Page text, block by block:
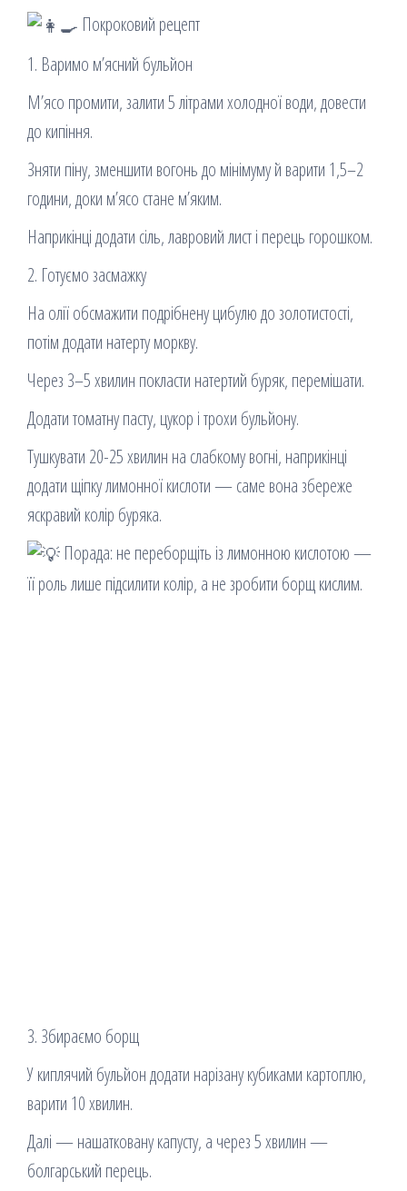
Покроковий рецепт
1. Варимо м’ясний бульйон
М’ясо промити, залити 5 літрами холодної води, довести
до кипіння.
Зняти піну, зменшити вогонь до мінімуму й варити 1,5–2
години, доки м’ясо стане м’яким.
Наприкінці додати сіль, лавровий лист і перець горошком.
2. Готуємо засмажку
На олії обсмажити подрібнену цибулю до золотистості,
потім додати натерту моркву.
Через 3–5 хвилин покласти натертий буряк, перемішати.
Додати томатну пасту, цукор і трохи бульйону.
Тушкувати 20-25 хвилин на слабкому вогні, наприкінці
додати щіпку лимонної кислоти — саме вона збереже
яскравий колір буряка.
Порада: не переборщіть із лимонною кислотою —
її роль лише підсилити колір, а не зробити борщ кислим.
3. Збираємо борщ
У киплячий бульйон додати нарізану кубиками картоплю,
варити 10 хвилин.
Далі — нашатковану капусту, а через 5 хвилин —
болгарський перець.